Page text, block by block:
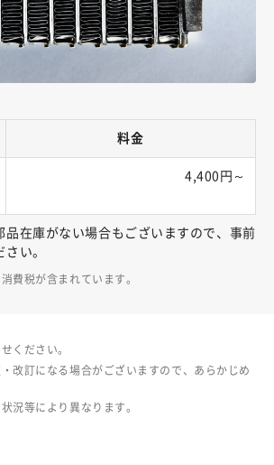
料金
4,400円～
品在庫がない場合もございますので、事前
い。
費税が含まれています。
ください。
改訂になる場合がございますので、あらかじめ
況等により異なります。